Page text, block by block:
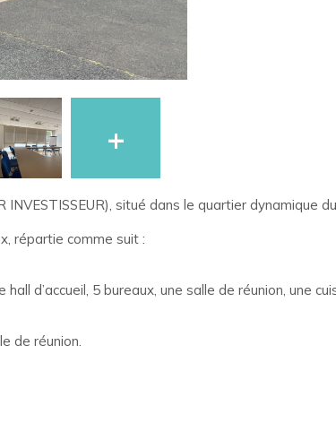
+
situé dans le quartier dynamique
répartie comme suit :
d’accueil, 5 bureaux, une salle de réunion, une
de réunion.